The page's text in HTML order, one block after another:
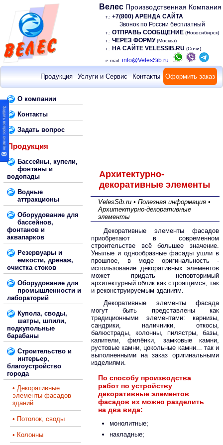
Велес Производственная Компания
т.: +7(800) АРЕНДА САЙТА
Звонок по России бесплатный
т.: ОТПРАВЬ СООБЩЕНИЕ (Новосибирск)
т.: ЧЕРЕЗ ФОРМУ (Москва)
т.: НА САЙТЕ VELESSIB.RU (Сочи)
e-mail: info@VelesSib.ru
Продукция Услуги и Сервис Контакты Оформить заказ
О компании
Контакты
Задать вопрос
Продукция
Бассейны, купели,
фонтаны и
водопады
Водные
аттракционы
Оборудование для
бассейнов,
фонтанов и
аквапарков
Резервуары и
емкости, дренаж,
очистка стоков
Оборудование для
промышленности и
лабораторий
Купола, своды,
шатры, шпили,
подкупольные
барабаны
Строительство и
интерьер,
благоустройство
города
• Декоративные
элементы фасадов
зданий
• Потолок, своды
• Колонны
Архитектурно-
декоративные элементы
VelesSib.ru • Полезная информация •
Архитектурно-декоративные
элементы
Декоративные элементы фасадов
приобретают в современном
строительстве всё большее значение.
Унылые и однообразные фасады ушли в
прошлое, в моде оригинальность -
использование декоративных элементов
может придать неповторимый
архитектурный облик как строящимся, так
и реконструируемым зданиям.
Декоративные элементы фасада
могут быть представлены как
традиционными элементами: карнизы,
сандрики, наличники, откосы,
балюстрады, колонны, пилястры, базы,
капители, филёнки, замковые камни,
рустовые камни, цокольные камни... так и
выполненными на заказ оригинальными
изделиями.
По способу производства
работ по устройству
декоративные элементов
фасадов их можно разделить
на два вида:
монолитные;
накладные;